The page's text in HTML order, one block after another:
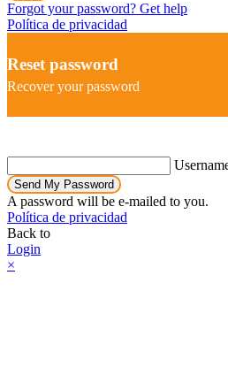
Forgot your password? Get help
Política de privacidad
Reset password
Recover your password
Send My Password
A password will be e-mailed to you.
Política de privacidad
Back to
Login
×